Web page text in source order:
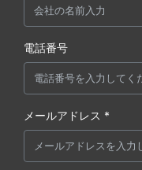
電話番号
メールアドレス *